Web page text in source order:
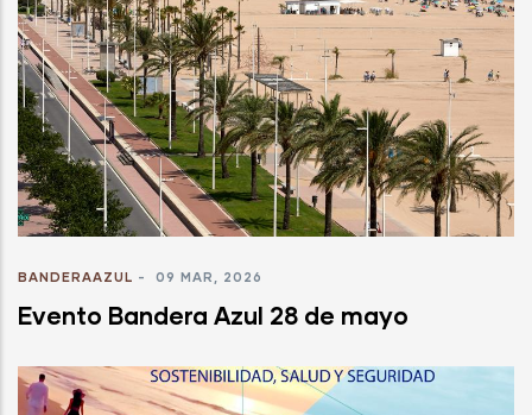
BANDERAAZUL - 09 MAR, 2026
Evento Bandera Azul 28 de mayo